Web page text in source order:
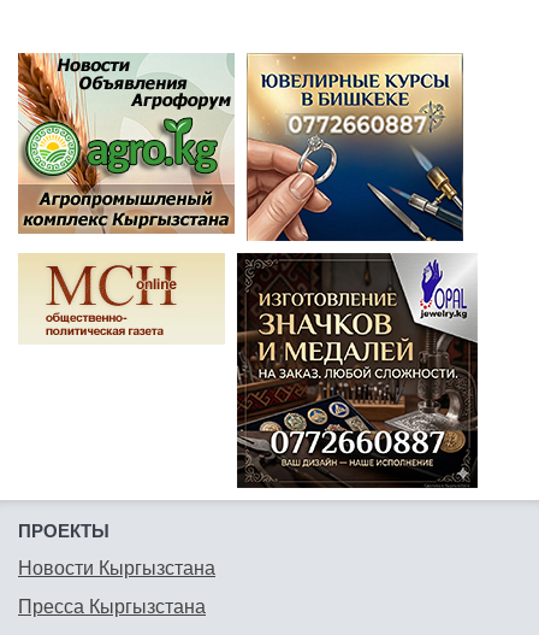
ПРОЕКТЫ
Новости Кыргызстана
Пресса Кыргызстана